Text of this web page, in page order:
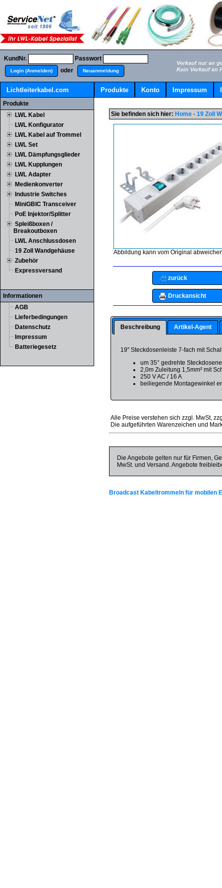
KundNr. Passwort
Login (Anmelden) oder Neuanmeldung
Lichtleiterkabel.com Produkte Konto Impressum
Produkte
LWL Kabel
LWL Konfigurator
LWL Kabel auf Trommel
LWL Set
LWL Dämpfungsglieder
LWL Kupplungen
LWL Adapter
Medienkonverter
Industrie Switches
MiniGBIC Transceiver
PoE Injektor/Splitter
Spleißboxen /
Breakoutboxen
LWL Anschlussdosen
19 Zoll Wandgehäuse
Zubehör
Expressversand
Informationen
AGB
Lieferbedingungen
Datenschutz
Impressum
Batteriegesetz
Sie befinden sich hier: Home - 19 Zoll
Abbildung kann vom Original
zurück
Druckansicht
Beschreibung Artikel-Agent
19" Steckdosenleiste 7-fach mit
um 35° gedrehte
2,0m Zuleitung 1,5mm² mit
250 V AC / 16 A
beiliegende Montagewinkel
Alle Preise verstehen sich zzgl. MwSt,
Die aufgeführten Warenzeichen und
Die Angebote gelten nur für Firmen,
MwSt. und Versand. Angebote
Broadcast Kabeltrommeln für mobilen